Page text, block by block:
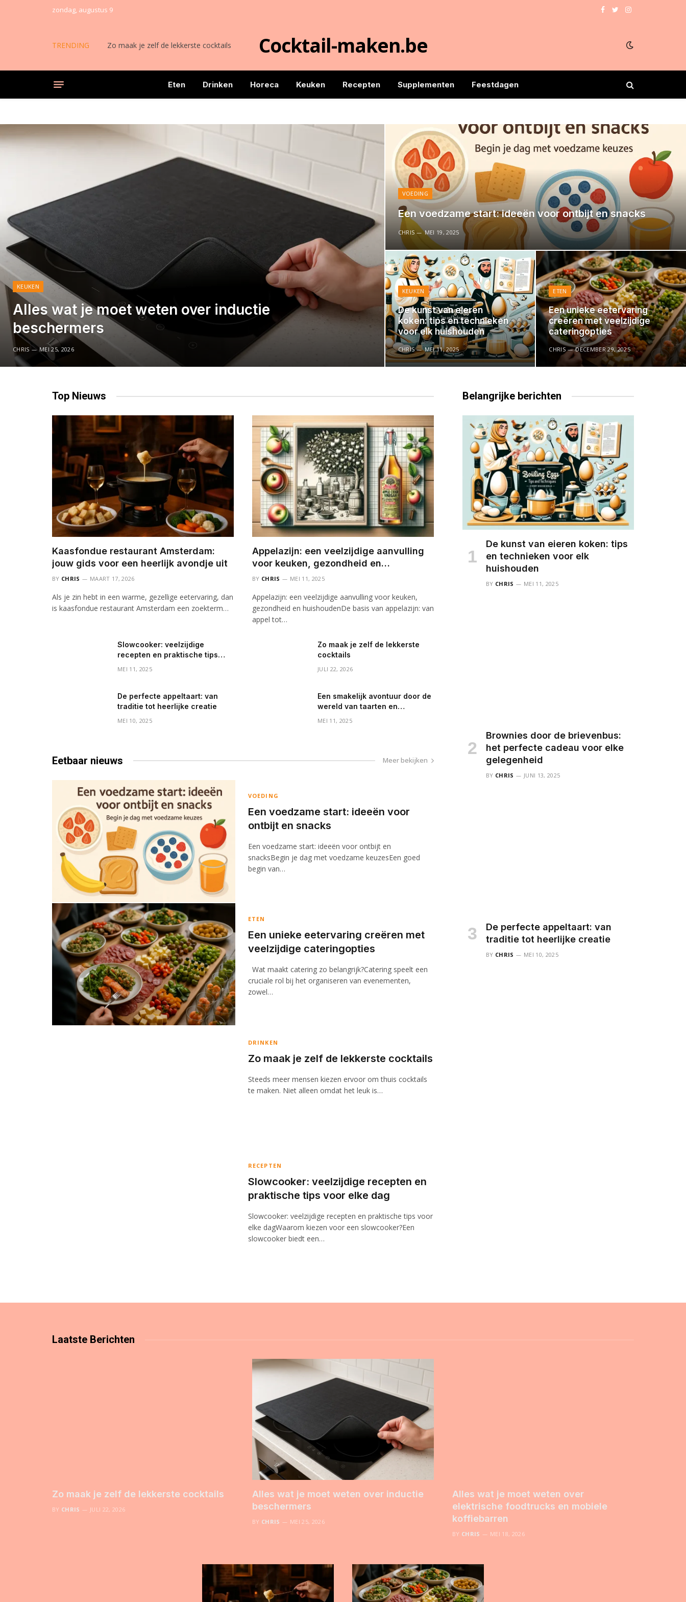
zondag, augustus 9 Facebook
TwitterInstagram
TRENDING Zo maak je zelf de lekkerste cocktails Cocktail-maken.be
Eten Drinken Horeca Keuken Recepten Supplementen Feestdagen
KEUKEN
Alles wat je moet weten over inductie
beschermers
CHRIS MEI 25, 2026
VOEDING
Een voedzame start: ideeën voor ontbijt en snacks
CHRIS MEI 19, 2025
KEUKEN
De kunst van eieren
koken: tips en technieken
voor elk huishouden
CHRIS MEI 11, 2025
ETEN
Een unieke eetervaring
creëren met veelzijdige
cateringopties
CHRIS DECEMBER 29, 2025
Top Nieuws
Kaasfondue restaurant Amsterdam:
jouw gids voor een heerlijk avondje uit
BY CHRIS MAART 17, 2026
Als je zin hebt in een warme, gezellige eetervaring, dan
is kaasfondue restaurant Amsterdam een zoekterm…
Appelazijn: een veelzijdige aanvulling
voor keuken, gezondheid en
huishouden
BY CHRIS MEI 11, 2025
Appelazijn: een veelzijdige aanvulling voor keuken,
gezondheid en huishoudenDe basis van appelazijn: van
appel tot…
Slowcooker: veelzijdige
recepten en praktische tips
MEI 11, 2025
Zo maak je zelf de lekkerste
cocktails
JULI 22, 2026
De perfecte appeltaart: van
traditie tot heerlijke creatie
MEI 10, 2025
Een smakelijk avontuur door de
wereld van taarten en
MEI 11, 2025
Eetbaar nieuws Meer bekijken
VOEDING
Een voedzame start: ideeën voor
ontbijt en snacks
Een voedzame start: ideeën voor ontbijt en
snacksBegin je dag met voedzame keuzesEen goed
begin van…
ETEN
Een unieke eetervaring creëren met
veelzijdige cateringopties
Wat maakt catering zo belangrijk?Catering speelt een
cruciale rol bij het organiseren van evenementen,
zowel…
DRINKEN
Zo maak je zelf de lekkerste cocktails
Steeds meer mensen kiezen ervoor om thuis cocktails
te maken. Niet alleen omdat het leuk is…
RECEPTEN
Slowcooker: veelzijdige recepten en
praktische tips voor elke dag
Slowcooker: veelzijdige recepten en praktische tips voor
elke dagWaarom kiezen voor een slowcooker?Een
slowcooker biedt een…
Belangrijke berichten
De kunst van eieren koken: tips
en technieken voor elk
huishouden
BY CHRIS MEI 11, 2025
Brownies door de brievenbus:
het perfecte cadeau voor elke
gelegenheid
BY CHRIS JUNI 13, 2025
De perfecte appeltaart: van
traditie tot heerlijke creatie
BY CHRIS MEI 10, 2025
Laatste Berichten
Zo maak je zelf de lekkerste cocktails
BY CHRIS JULI 22, 2026
Alles wat je moet weten over inductie
beschermers
BY CHRIS MEI 25, 2026
Alles wat je moet weten over
elektrische foodtrucks en mobiele
koffiebarren
BY CHRIS MEI 18, 2026